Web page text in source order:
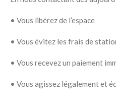
• Vous libérez de l’espace
• Vous évitez les frais de
• Vous recevez un paiement
• Vous agissez légalement et